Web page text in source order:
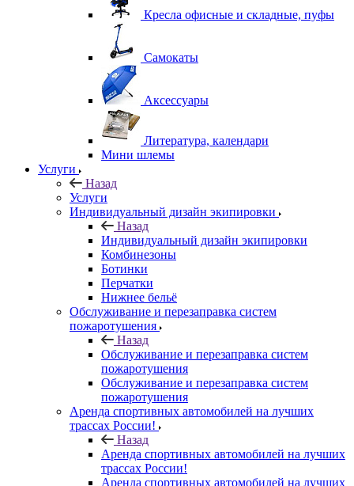
Кресла офисные и складные, пуфы
Самокаты
Аксессуары
Литература, календари
Мини шлемы
Услуги
Назад
Услуги
Индивидуальный дизайн экипировки
Назад
Индивидуальный дизайн экипировки
Комбинезоны
Ботинки
Перчатки
Нижнее бельё
Обслуживание и перезаправка систем
пожаротушения
Назад
Обслуживание и перезаправка систем
пожаротушения
Обслуживание и перезаправка систем
пожаротушения
Аренда спортивных автомобилей на лучших
трассах России!
Назад
Аренда спортивных автомобилей на лучших
трассах России!
Аренда спортивных автомобилей на лучших